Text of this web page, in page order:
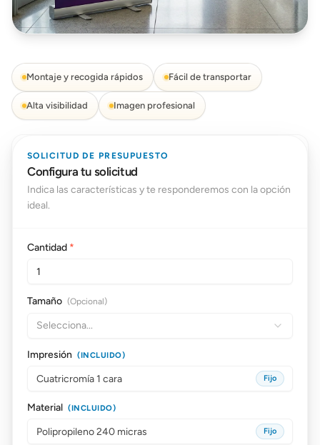
Montaje y recogida rápidos Fácil de transportar
Alta visibilidad Imagen profesional
SOLICITUD DE PRESUPUESTO
Configura tu solicitud
Indica las características y te responderemos con la opción
ideal.
Cantidad *
Tamaño (Opcional)
Selecciona...
Impresión (INCLUIDO)
Fijo
Material (INCLUIDO)
Fijo